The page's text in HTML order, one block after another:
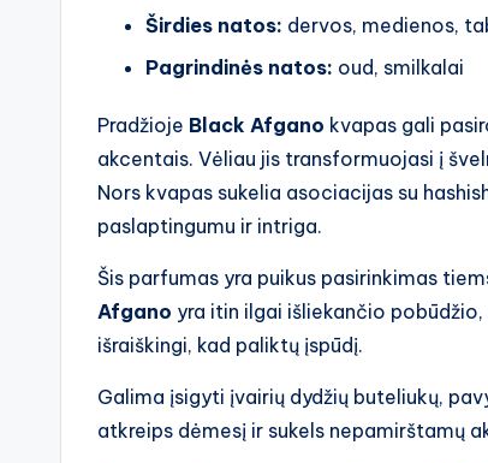
Širdies natos: dervos, medienos,
Pagrindinės natos: oud, smilkalai
Pradžioje Black Afgano kvapas gali
akcentais. Vėliau jis transformuojasi į
Nors kvapas sukelia asociacijas su
paslaptingumu ir intriga.
Šis parfumas yra puikus pasirinkimas
Afgano yra itin ilgai išliekančio
išraiškingi, kad paliktų įspūdį.
Galima įsigyti įvairių dydžių buteliukų,
atkreips dėmesį ir sukels nepamirštamų